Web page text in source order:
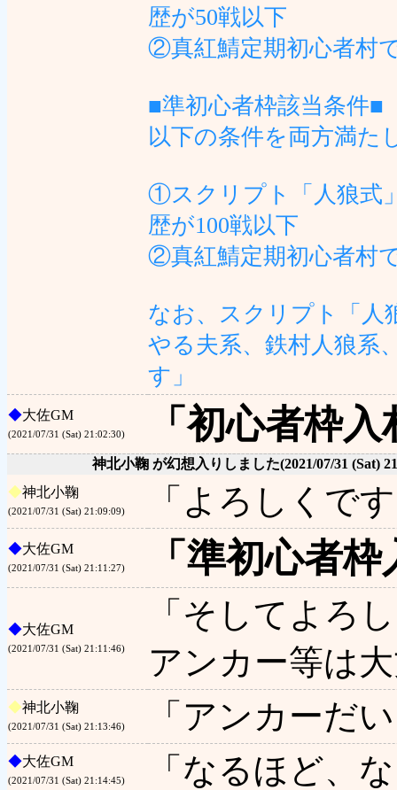
歴が50戦以下
②真紅鯖定期初心者村
■準初心者枠該当条件■
以下の条件を両方満た
①スクリプト「人狼式
歴が100戦以下
②真紅鯖定期初心者村
なお、スクリプト「人
やる夫系、鉄村人狼系
す」
◆大佐GM
(2021/07/31 (Sat) 21:02:30) 「初心者枠
神北小鞠 が幻想入りしました(2021/07/31 (Sat)
◆神北小鞠
(2021/07/31 (Sat) 21:09:09) 「よろしくで
◆大佐GM
(2021/07/31 (Sat) 21:11:27) 「準初心者
◆大佐GM
(2021/07/31 (Sat) 21:11:46)
「そしてよろ
アンカー等は
◆神北小鞠
(2021/07/31 (Sat) 21:13:46) 「アンカーだ
◆大佐GM
(2021/07/31 (Sat) 21:14:45) 「なるほど、